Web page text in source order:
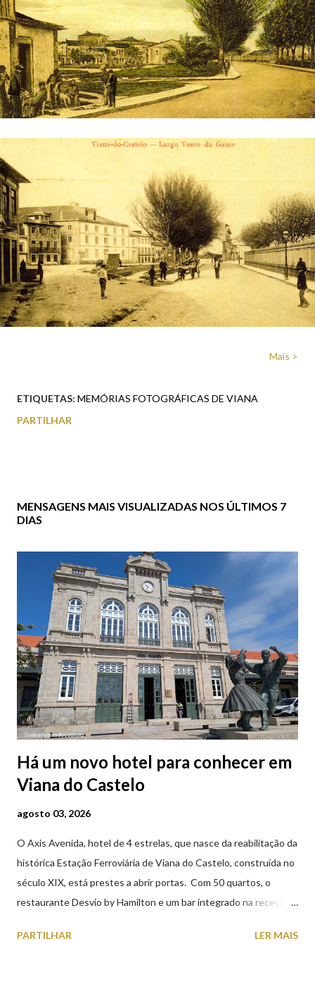
Mais >
ETIQUETAS: MEMÓRIAS FOTOGRÁFICAS DE VIANA
PARTILHAR
MENSAGENS MAIS VISUALIZADAS NOS ÚLTIMOS 7
DIAS
Há um novo hotel para conhecer em
Viana do Castelo
agosto 03, 2026
O Axis Avenida, hotel de 4 estrelas, que nasce da reabilitação da
histórica Estação Ferroviária de Viana do Castelo, construída no
século XIX, está prestes a abrir portas. Com 50 quartos, o
restaurante Desvio by Hamilton e um bar integrado na receção,
peças históricas cedidas pela IP Património que homenageiam a
PARTILHAR LER MAIS